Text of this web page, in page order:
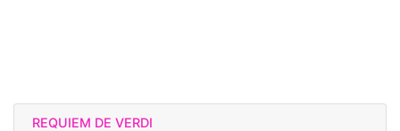
REQUIEM DE VERDI